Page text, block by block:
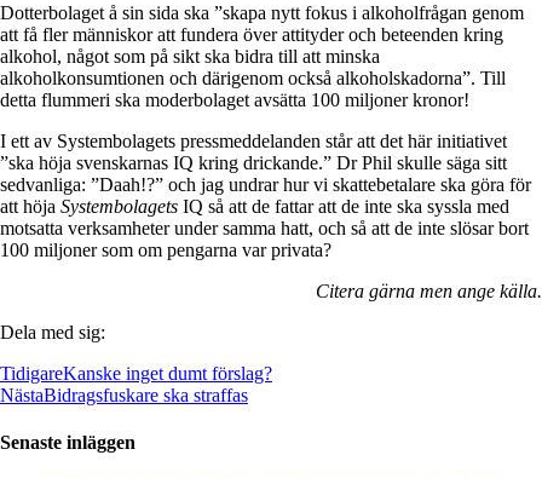
Dotterbolaget å sin sida ska ”skapa nytt fokus i alkoholfrågan genom
att få fler människor att fundera över attityder och beteenden kring
alkohol, något som på sikt ska bidra till att minska
alkoholkonsumtionen och därigenom också alkoholskadorna”. Till
detta flummeri ska moderbolaget avsätta 100 miljoner kronor!
I ett av Systembolagets pressmeddelanden står att det här initiativet
”ska höja svenskarnas IQ kring drickande.” Dr Phil skulle säga sitt
sedvanliga: ”Daah!?” och jag undrar hur vi skattebetalare ska göra för
att höja Systembolagets IQ så att de fattar att de inte ska syssla med
motsatta verksamheter under samma hatt, och så att de inte slösar bort
100 miljoner som om pengarna var privata?
Citera gärna men ange källa.
Dela med sig:
TidigareKanske inget dumt förslag?
NästaBidragsfuskare ska straffas
Senaste inläggen